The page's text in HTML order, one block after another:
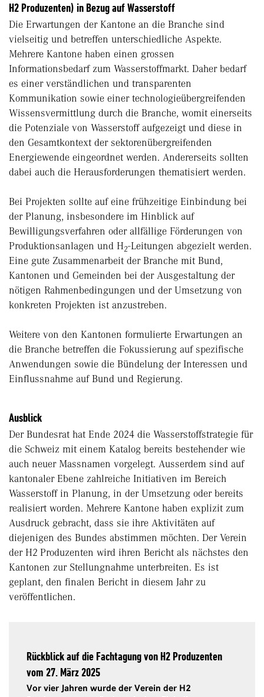
H2 Produzenten) in Bezug auf Wasserstoff
Die Erwartungen der Kantone an die Branche sind
vielseitig und betreffen unterschiedliche Aspekte.
Mehrere Kantone haben einen grossen
Informationsbedarf zum Wasserstoffmarkt. Daher bedarf
es einer verständlichen und transparenten
Kommunikation sowie einer technologieübergreifenden
Wissensvermittlung durch die Branche, womit einerseits
die Potenziale von Wasserstoff aufgezeigt und diese in
den Gesamtkontext der sektorenübergreifenden
Energiewende eingeordnet werden. Andererseits sollten
dabei auch die Herausforderungen thematisiert werden.
Bei Projekten sollte auf eine frühzeitige Einbindung bei
der Planung, insbesondere im Hinblick auf
Bewilligungsverfahren oder allfällige Förderungen von
Produktionsanlagen und H2-Leitungen abgezielt werden.
Eine gute Zusammenarbeit der Branche mit Bund,
Kantonen und Gemeinden bei der Ausgestaltung der
nötigen Rahmenbedingungen und der Umsetzung von
konkreten Projekten ist anzustreben.
Weitere von den Kantonen formulierte Erwartungen an
die Branche betreffen die Fokussierung auf spezifische
Anwendungen sowie die Bündelung der Interessen und
Einflussnahme auf Bund und Regierung.
Ausblick
Der Bundesrat hat Ende 2024 die Wasserstoffstrategie für
die Schweiz mit einem Katalog bereits bestehender wie
auch neuer Massnamen vorgelegt. Ausserdem sind auf
kantonaler Ebene zahlreiche Initiativen im Bereich
Wasserstoff in Planung, in der Umsetzung oder bereits
realisiert worden. Mehrere Kantone haben explizit zum
Ausdruck gebracht, dass sie ihre Aktivitäten auf
diejenigen des Bundes abstimmen möchten. Der Verein
der H2 Produzenten wird ihren Bericht als nächstes den
Kantonen zur Stellungnahme unterbreiten. Es ist
geplant, den finalen Bericht in diesem Jahr zu
veröffentlichen.
Rückblick auf die Fachtagung von H2 Produzenten
vom 27. März 2025
Vor vier Jahren wurde der Verein der H2